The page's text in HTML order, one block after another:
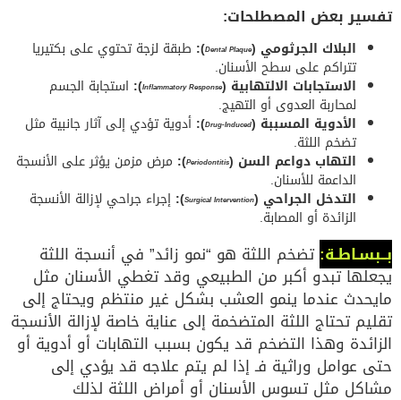
تفسير بعض المصطلحات:
البلاك الجرثومي (Dental Plaque
): طبقة لزجة تحتوي على بكتيريا
تتراكم على سطح الأسنان.
الاستجابات الالتهابية (Inflammatory Response
): استجابة الجسم
لمحاربة العدوى أو التهيج.
الأدوية المسببة (Drug-Induced
): أدوية تؤدي إلى آثار جانبية مثل
تضخم اللثة.
التهاب دواعم السن (Periodontitis
): مرض مزمن يؤثر على الأنسجة
الداعمة للأسنان.
التدخل الجراحي (Surgical Intervention
): إجراء جراحي لإزالة الأنسجة
الزائدة أو المصابة.
بــبسـاطـة: تضخم اللثة هو “نمو زائد” في أنسجة اللثة
يجعلها تبدو أكبر من الطبيعي وقد تغطي الأسنان مثل
مايحدث عندما ينمو العشب بشكل غير منتظم ويحتاج إلى
تقليم تحتاج اللثة المتضخمة إلى عناية خاصة لإزالة الأنسجة
الزائدة وهذا التضخم قد يكون بسبب التهابات أو أدوية أو
حتى عوامل وراثية فـ إذا لم يتم علاجه قد يؤدي إلى
مشاكل مثل تسوس الأسنان أو أمراض اللثة لذلك